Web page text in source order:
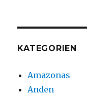
KATEGORIEN
Amazonas
Anden